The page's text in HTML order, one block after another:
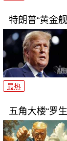
特朗普“黄金
最热
五角大楼“罗